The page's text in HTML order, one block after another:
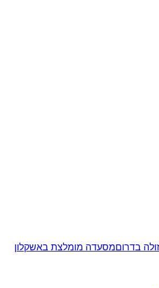
בדרוםמסעדה מומלצת באשקלון